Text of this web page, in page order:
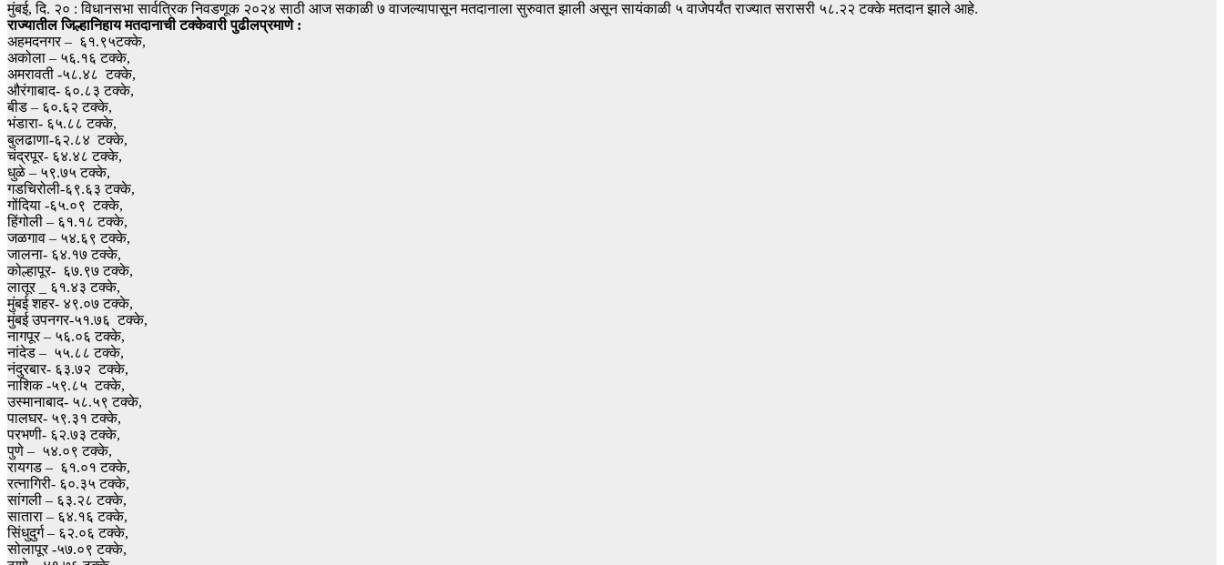
मुंबई, दि. २० : विधानसभा सार्वत्रिक निवडणूक २०२४ साठी आज सकाळी ७ वाजल्यापासून मतदानाला सुरुवात झाली असून सायंकाळी ५ वाजेपर्यंत राज्यात सरासरी ५८.२२ टक्के मतदान झाले आहे.
राज्यातील जिल्हानिहाय मतदानाची टक्केवारी पुढीलप्रमाणे :
अहमदनगर – ६१.९५टक्के,
अकोला – ५६.१६ टक्के,
अमरावती -५८.४८ टक्के,
औरंगाबाद- ६०.८३ टक्के,
बीड – ६०.६२ टक्के,
भंडारा- ६५.८८ टक्के,
बुलढाणा-६२.८४ टक्के,
चंद्रपूर- ६४.४८ टक्के,
धुळे – ५९.७५ टक्के,
गडचिरोली-६९.६३ टक्के,
गोंदिया -६५.०९ टक्के,
हिंगोली – ६१.१८ टक्के,
जळगाव – ५४.६९ टक्के,
जालना- ६४.१७ टक्के,
कोल्हापूर- ६७.९७ टक्के,
लातूर _ ६१.४३ टक्के,
मुंबई शहर- ४९.०७ टक्के,
मुंबई उपनगर-५१.७६ टक्के,
नागपूर – ५६.०६ टक्के,
नांदेड – ५५.८८ टक्के,
नंदुरबार- ६३.७२ टक्के,
नाशिक -५९.८५ टक्के,
उस्मानाबाद- ५८.५९ टक्के,
पालघर- ५९.३१ टक्के,
परभणी- ६२.७३ टक्के,
पुणे – ५४.०९ टक्के,
रायगड – ६१.०१ टक्के,
रत्नागिरी- ६०.३५ टक्के,
सांगली – ६३.२८ टक्के,
सातारा – ६४.१६ टक्के,
सिंधुदुर्ग – ६२.०६ टक्के,
सोलापूर -५७.०९ टक्के,